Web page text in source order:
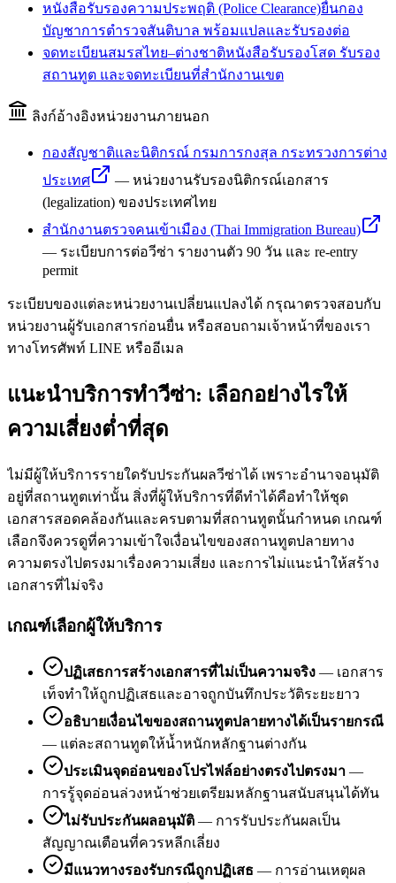
หนังสือรับรองความประพฤติ (Police Clearance)ยื่นกอง
บัญชาการตำรวจสันติบาล พร้อมแปลและรับรองต่อ
จดทะเบียนสมรสไทย–ต่างชาติหนังสือรับรองโสด รับรอง
สถานทูต และจดทะเบียนที่สำนักงานเขต
ลิงก์อ้างอิงหน่วยงานภายนอก
กองสัญชาติและนิติกรณ์ กรมการกงสุล กระทรวงการต่าง
ประเทศ
— หน่วยงานรับรองนิติกรณ์เอกสาร
(legalization) ของประเทศไทย
สำนักงานตรวจคนเข้าเมือง (Thai Immigration Bureau)
— ระเบียบการต่อวีซ่า รายงานตัว 90 วัน และ re-entry
permit
ระเบียบของแต่ละหน่วยงานเปลี่ยนแปลงได้ กรุณาตรวจสอบกับ
หน่วยงานผู้รับเอกสารก่อนยื่น หรือสอบถามเจ้าหน้าที่ของเรา
ทางโทรศัพท์ LINE หรืออีเมล
แนะนำบริการทำวีซ่า: เลือกอย่างไรให้
ความเสี่ยงต่ำที่สุด
ไม่มีผู้ให้บริการรายใดรับประกันผลวีซ่าได้ เพราะอำนาจอนุมัติ
อยู่ที่สถานทูตเท่านั้น สิ่งที่ผู้ให้บริการที่ดีทำได้คือทำให้ชุด
เอกสารสอดคล้องกันและครบตามที่สถานทูตนั้นกำหนด เกณฑ์
เลือกจึงควรดูที่ความเข้าใจเงื่อนไขของสถานทูตปลายทาง
ความตรงไปตรงมาเรื่องความเสี่ยง และการไม่แนะนำให้สร้าง
เอกสารที่ไม่จริง
เกณฑ์เลือกผู้ให้บริการ
ปฏิเสธการสร้างเอกสารที่ไม่เป็นความจริง — เอกสาร
เท็จทำให้ถูกปฏิเสธและอาจถูกบันทึกประวัติระยะยาว
อธิบายเงื่อนไขของสถานทูตปลายทางได้เป็นรายกรณี
— แต่ละสถานทูตให้น้ำหนักหลักฐานต่างกัน
ประเมินจุดอ่อนของโปรไฟล์อย่างตรงไปตรงมา —
การรู้จุดอ่อนล่วงหน้าช่วยเตรียมหลักฐานสนับสนุนได้ทัน
ไม่รับประกันผลอนุมัติ — การรับประกันผลเป็น
สัญญาณเตือนที่ควรหลีกเลี่ยง
มีแนวทางรองรับกรณีถูกปฏิเสธ — การอ่านเหตุผล